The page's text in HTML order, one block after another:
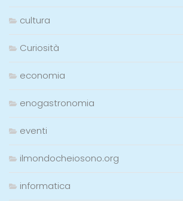
cultura
Curiosità
economia
enogastronomia
eventi
ilmondocheiosono.org
informatica